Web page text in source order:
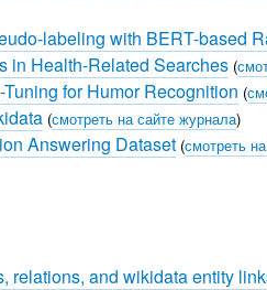
labeling with BERT-based
in Health-Related Searches (
for Humor Recognition (
(смотреть на сайте журнала)
Answering Dataset (смотреть
relations, and wikidata entity